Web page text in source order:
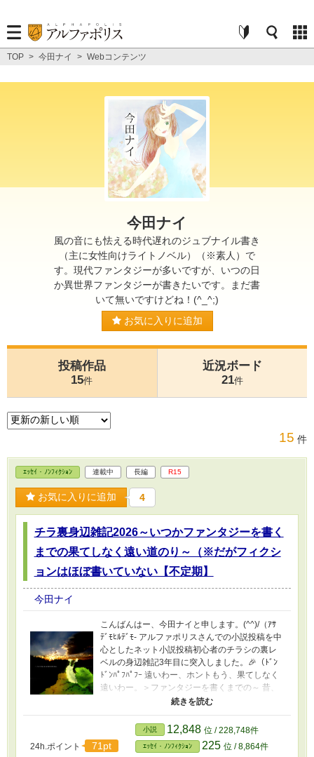
TOP > 今田ナイ > Webコンテンツ
今田ナイ
風の音にも怯える時代遅れのジュブナイル書き
（主に女性向けライトノベル）（※素人）で
す。現代ファンタジーが多いですが、いつの日
か異世界ファンタジーが書きたいです。まだ書
いて無いですけどね！(^_^;)
お気に入りに追加
投稿作品
15件
近況ボード
21件
15 件
ｴｯｾｲ・ﾉﾝﾌｨｸｼｮﾝ 連載中 長編 R15
お気に入りに追加 4
チラ裏身辺雑記2026～いつかファンタジーを書く
までの果てしなく遠い道のり～（※だがフィクシ
ョンはほぼ書いていない【不定期】
今田ナイ
こんばんはー、今田ナイと申します。(^^)/（ｱｻ
ﾃﾞﾓﾋﾙﾃﾞﾓ- アルファポリスさんでの小説投稿を中
心としたネット小説投稿初心者のチラシの裏レ
ベルの身辺雑記3年目に突入しました。🎉（ﾄﾞﾝ
ﾄﾞﾝﾊﾟﾌﾊﾟﾌｰ 遠いわー、ホントもう、果てしなく
遠いわー。＞ファンタジーを書くまでの～ 昔、
公募投稿時代に書いた小説を全部ウェブにUPし
ないと、ファンタジー書けないよー。あと長編4
本他あるよー。(T_T)（※自分ルールに縛られ
る、の巻） そしてフィクションは”ほぼ”書いて
いない（ｷﾘｯ （※長鳴き後日談（2026/1投稿）
24h.ポイント 71pt
小説 12,848 位 / 228,748件
ｴｯｾｲ・ﾉﾝﾌｨｸｼｮﾝ 225 位 / 8,864件